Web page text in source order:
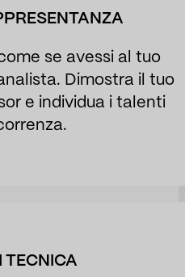
se avessi al tuo
Dimostra il tuo
e individua i talenti
TECNICA